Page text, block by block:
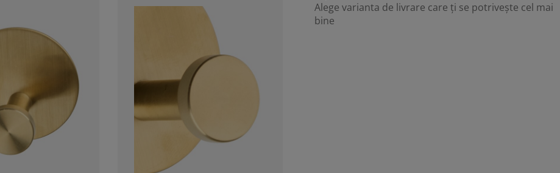
Alege varianta de livrare care ți se potrivește cel mai
bine